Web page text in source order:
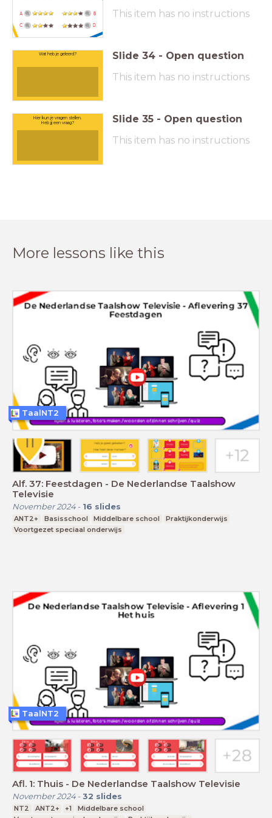
A B
C D
This item has no instructions
Wat heb je geleerd? Slide 34 - Open question
This item has no instructions
Hier kun je vragen stellen.
Heb jij een vraag?
Slide 35 - Open question
This item has no instructions
More lessons like this
Alf. 37: Feestdagen - De Nederlandse Taalshow
Televisie
November 2024- 16 slides
ANT2+ Basisschool Middelbare school
Praktijkonderwijs
Voortgezet speciaal onderwijs
TaalNT2
Afl. 1: Thuis - De Nederlandse Taalshow Televisie
November 2024- 32 slides
NT2 ANT2+ +1
Middelbare school
TaalNT2